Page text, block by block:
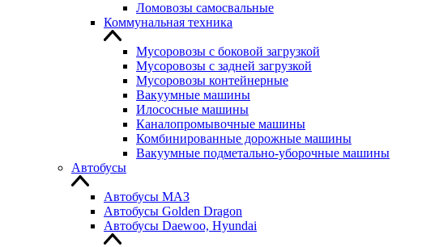
Ломовозы самосвальные
Коммунальная техника
Мусоровозы с боковой загрузкой
Мусоровозы с задней загрузкой
Мусоровозы контейнерные
Вакуумные машины
Илососные машины
Каналопромывочные машины
Комбинированные дорожные машины
Вакуумные подметально-уборочные машины
Автобусы
Автобусы МАЗ
Автобусы Golden Dragon
Автобусы Daewoo, Hyundai